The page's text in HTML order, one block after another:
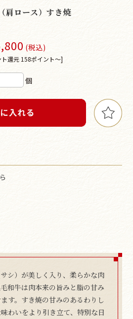
肩ロース）すき焼
(税込)
還元 158ポイント～]
個
シ）が美しく入り、柔らかな肉
和牛は肉本来の旨みと脂の甘み
す。すき焼の甘みのあるわりし
わいをより引き立て、特別な日